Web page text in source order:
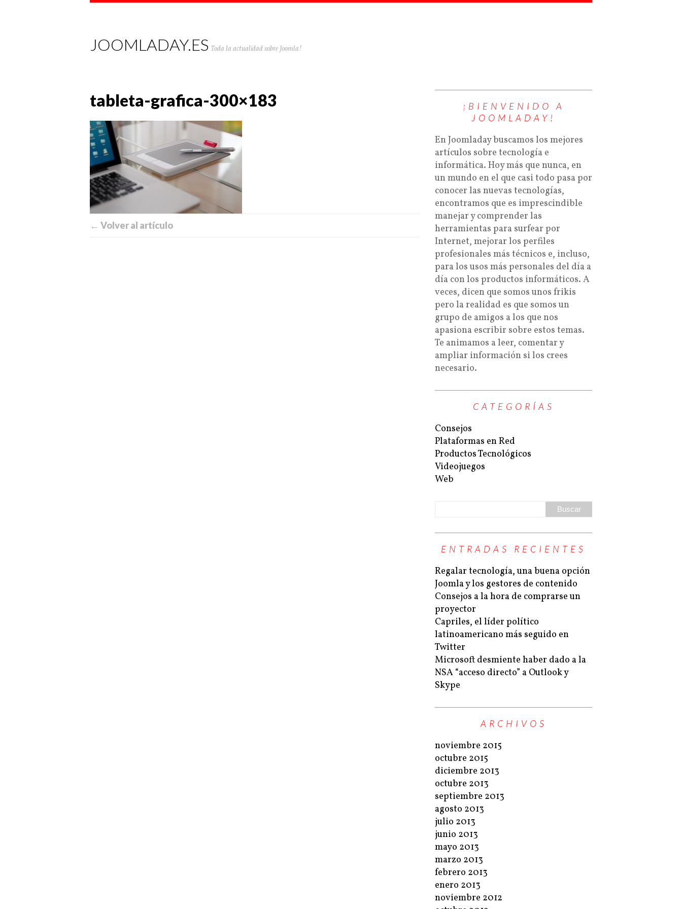
JOOMLADAY.ES Toda la actualidad sobre Joomla!
tableta-grafica-300×183
← Volver al artículo
¡BIENVENIDO A
JOOMLADAY!
En Joomladay buscamos los mejores
artículos sobre tecnología e
informática. Hoy más que nunca, en
un mundo en el que casi todo pasa por
conocer las nuevas tecnologías,
encontramos que es imprescindible
manejar y comprender las
herramientas para surfear por
Internet, mejorar los perfiles
profesionales más técnicos e, incluso,
para los usos más personales del día a
día con los productos informáticos. A
veces, dicen que somos unos frikis
pero la realidad es que somos un
grupo de amigos a los que nos
apasiona escribir sobre estos temas.
Te animamos a leer, comentar y
ampliar información si los crees
necesario.
CATEGORÍAS
Consejos
Plataformas en Red
Productos Tecnológicos
Videojuegos
Web
ENTRADAS RECIENTES
Regalar tecnología, una buena opción
Joomla y los gestores de contenido
Consejos a la hora de comprarse un
proyector
Capriles, el líder político
latinoamericano más seguido en
Twitter
Microsoft desmiente haber dado a la
NSA “acceso directo” a Outlook y
Skype
ARCHIVOS
noviembre 2015
octubre 2015
diciembre 2013
octubre 2013
septiembre 2013
agosto 2013
julio 2013
junio 2013
mayo 2013
marzo 2013
febrero 2013
enero 2013
noviembre 2012